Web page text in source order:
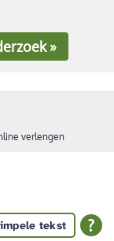
»
verlengen
tekst